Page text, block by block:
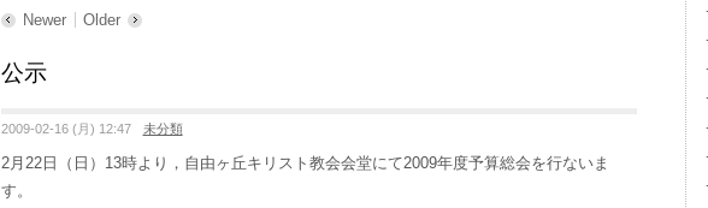
Newer Older
公示
2009-02-16 (月) 12:47 未分類
2月22日（日）13時より，自由ヶ丘キリスト教会会堂にて2009年度予算総会を行ないま
す。